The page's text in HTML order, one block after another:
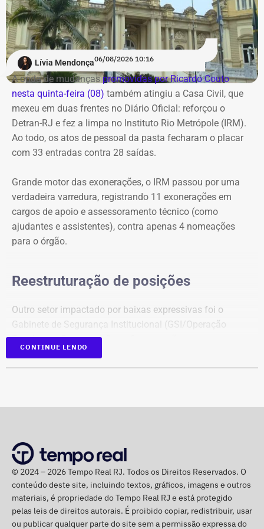
servidores do Rio.
COM FÁBIO MARTINS.
Os investigadores expediram um ofício à empresa Meta
Platforms para obter os dados cadastrais vinculados ao
perfil responsável pelo comentário.
Com informações de G1.
Lívia Mendonça06/08/2026 10:16
A onda de mudançaspromovidas por Ricardo Couto
nesta quinta-feira (08) também atingiu a Casa Civil, que
mexeu em duas frentes no Diário Oficial: reforçou o
Detran-RJ e fez a limpa no Instituto Rio Metrópole (IRM).
Ao todo, os atos de pessoal da pasta fecharam o placar
com 33 entradas contra 28 saídas.
Grande motor das exonerações, o IRM passou por uma
verdadeira varredura, registrando 11 exonerações em
cargos de apoio e assessoramento técnico (como
ajudantes e assistentes), contra apenas 4 nomeações
para o órgão.
Reestruturação de posições
Outro setor impactado por baixas expressivas foi o
Gabinete de Segurança Institucional (GSI/Operação
Foco), com 5 exonerações e 3 nomeações.
Em contrapartida, o Detran-RJ figurou como o principal
exoneração correspondente nesta leva.
A lista de reforços na estrutura estadual contou ainda
com 4 nomeações na Secretaria de Estado de Fazenda e
4 na Secretaria de Estado do Ambiente e Sustentabilidade
(Seas/Inea), além de preenchimento de vagas
CONTINUE LENDO
© 2024 – 2026 Tempo Real RJ. Todos os Direitos Reservados. O
conteúdo deste site, incluindo textos, gráficos, imagens e outros
materiais, é propriedade do Tempo Real RJ e está protegido
pelas leis de direitos autorais. É proibido copiar, redistribuir, usar
ou publicar qualquer parte do site sem a permissão expressa do